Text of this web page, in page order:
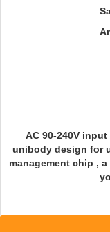
AC 90-240V
unibody design for
management chip ,